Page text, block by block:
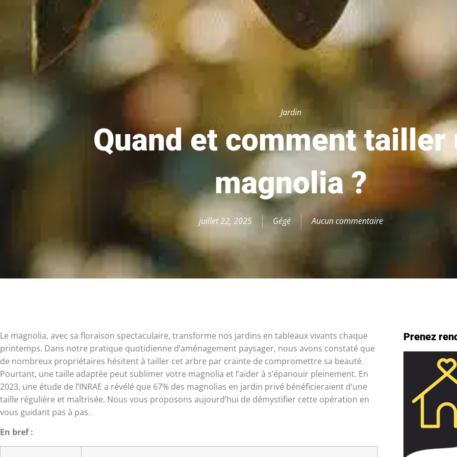
Jardin
Quand et comment tailler
magnolia ?
juillet 22, 2025 Gégé Aucun commentaire
Le magnolia, avec sa floraison spectaculaire, transforme nos jardins en tableaux vivants chaque
printemps. Dans notre pratique quotidienne d’aménagement paysager, nous avons constaté que
de nombreux propriétaires hésitent à tailler cet arbre par crainte de compromettre sa beauté.
Pourtant, une taille adaptée peut sublimer votre magnolia et l’aider à s’épanouir pleinement. En
2023, une étude de l’INRAE a révélé que 67% des magnolias en jardin privé bénéficieraient d’une
taille régulière et maîtrisée. Nous vous proposons aujourd’hui de démystifier cette opération en
vous guidant pas à pas.
En bref :
Prenez